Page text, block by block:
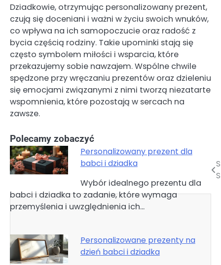
Dziadkowie, otrzymując personalizowany prezent,
czują się doceniani i ważni w życiu swoich wnuków,
co wpływa na ich samopoczucie oraz radość z
bycia częścią rodziny. Takie upominki stają się
często symbolem miłości i wsparcia, które
przekazujemy sobie nawzajem. Wspólne chwile
spędzone przy wręczaniu prezentów oraz dzieleniu
się emocjami związanymi z nimi tworzą niezatarte
wspomnienia, które pozostają w sercach na
zawsze.
Polecamy zobaczyć
Personalizowany prezent dla
babci i dziadka
Wybór idealnego prezentu dla
babci i dziadka to zadanie, które wymaga
przemyślenia i uwzględnienia ich…
Personalizowane prezenty na
dzień babci i dziadka
Nawigacja